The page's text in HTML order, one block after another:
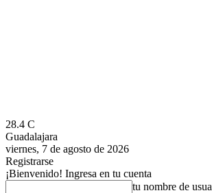
28.4 C
Guadalajara
viernes, 7 de agosto de 2026
Registrarse
¡Bienvenido! Ingresa en tu cuenta
tu nombre de